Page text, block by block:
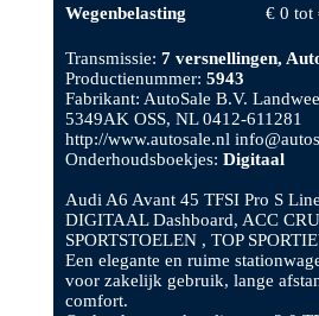
Wegenbelasting € 0 tot
Transmissie: 7 versnellingen,
Productienummer: 5943
Fabrikant: AutoSale B.V.
5349AK OSS, NL 0412-611281
http://www.autosale.nl
Onderhoudsboekjes: Digitaal
Audi A6 Avant 45 TFSI Pro S
DIGITAAL Dashboard, ACC
SPORTSTOELEN , TOP
Een elegante en ruime
voor zakelijk gebruik, lange
comfort.